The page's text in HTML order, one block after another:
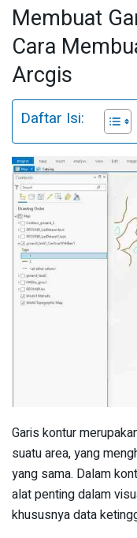
Membuat
Cara
Arcgis
Daftar Isi:
Garis kontur
suatu area, yang
yang sama. Dalam
alat penting dalam
khususnya data